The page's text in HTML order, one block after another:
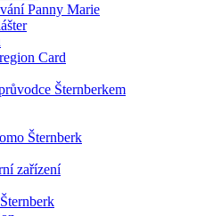
Panny Marie
Card
Šternberkem
Šternberk
zařízení